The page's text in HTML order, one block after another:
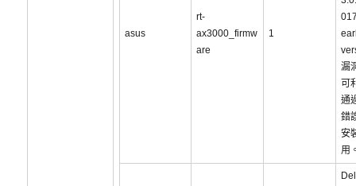
asus
rt-
ax3000_firmw
are
1
漏
可
通
錯
安
用